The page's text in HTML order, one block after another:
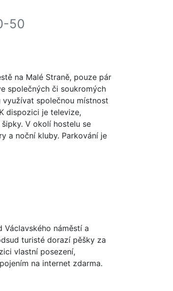
50
na Malé Straně, pouze pár
společných či soukromých
společnou místnost
dispozici je televize,
V okolí hostelu se
a noční kluby. Parkování je
náměstí a
turisté dorazí pěšky za
vlastní posezení,
na internet zdarma.